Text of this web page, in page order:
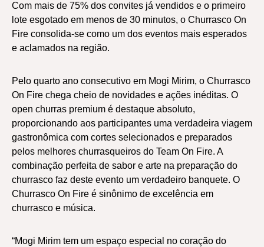
Com mais de 75% dos convites já vendidos e o primeiro
lote esgotado em menos de 30 minutos, o Churrasco On
Fire consolida-se como um dos eventos mais esperados
e aclamados na região.
Pelo quarto ano consecutivo em Mogi Mirim, o Churrasco
On Fire chega cheio de novidades e ações inéditas. O
open churras premium é destaque absoluto,
proporcionando aos participantes uma verdadeira viagem
gastronômica com cortes selecionados e preparados
pelos melhores churrasqueiros do Team On Fire. A
combinação perfeita de sabor e arte na preparação do
churrasco faz deste evento um verdadeiro banquete. O
Churrasco On Fire é sinônimo de excelência em
churrasco e música.
“Mogi Mirim tem um espaço especial no coração do